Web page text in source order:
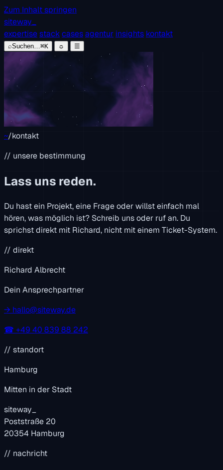
Zum Inhalt springen
siteway
expertisestackcasesagentur insights kontakt
⌕Suchen…⌘K ☼ ☰
~/kontakt
// unsere bestimmung
Lass uns reden.
Du hast ein Projekt, eine Frage oder willst einfach mal
hören, was möglich ist? Schreib uns oder ruf an. Du
sprichst direkt mit Richard, nicht mit einem Ticket-System.
// direkt
Richard Albrecht
Dein Ansprechpartner
→ hallo@siteway.de
☎ +49 40 839 88 242
// standort
Hamburg
Mitten in der Stadt
siteway
Poststraße 20
20354 Hamburg
// nachricht